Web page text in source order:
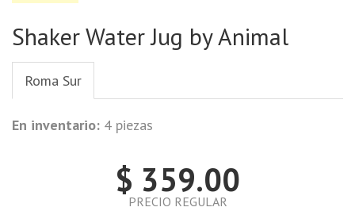
Shaker Water Jug by Animal
Roma Sur
En inventario: 4 piezas
$ 359.00
PRECIO REGULAR